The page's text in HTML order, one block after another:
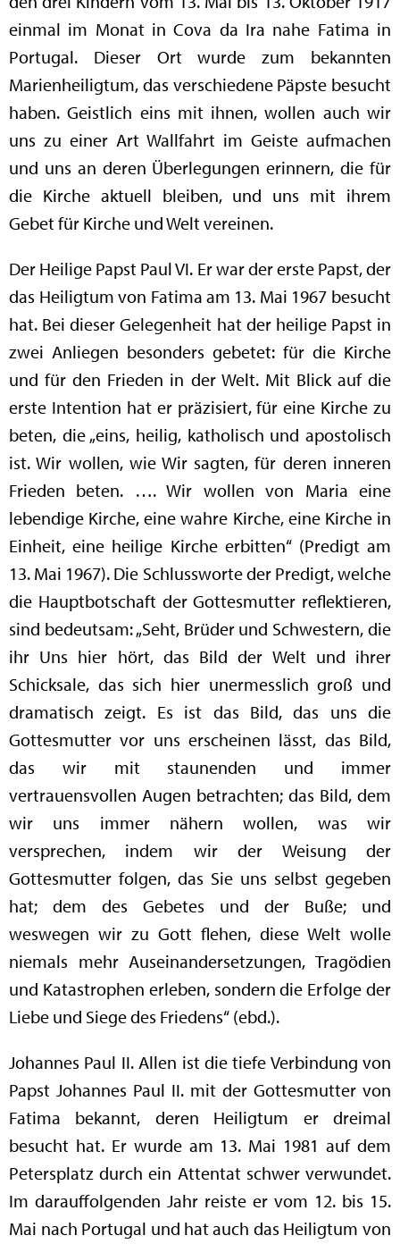
einmal im Monat in Cova da Ira nahe Fatima in
Portugal. Dieser Ort wurde zum bekannten
Marienheiligtum, das verschiedene Päpste besucht
haben. Geistlich eins mit ihnen, wollen auch wir
uns zu einer Art Wallfahrt im Geiste aufmachen
und uns an deren Überlegungen erinnern, die für
die Kirche aktuell bleiben, und uns mit ihrem
Gebet für Kirche und Welt vereinen.
Der Heilige Papst Paul VI. Er war der erste Papst, der
das Heiligtum von Fatima am 13. Mai 1967 besucht
hat. Bei dieser Gelegenheit hat der heilige Papst in
zwei Anliegen besonders gebetet: für die Kirche
und für den Frieden in der Welt. Mit Blick auf die
erste Intention hat er präzisiert, für eine Kirche zu
beten, die „eins, heilig, katholisch und apostolisch
ist. Wir wollen, wie Wir sagten, für deren inneren
Frieden beten. …. Wir wollen von Maria eine
lebendige Kirche, eine wahre Kirche, eine Kirche in
Einheit, eine heilige Kirche erbitten“ (Predigt am
13. Mai 1967). Die Schlussworte der Predigt, welche
die Hauptbotschaft der Gottesmutter reflektieren,
sind bedeutsam: „Seht, Brüder und Schwestern, die
ihr Uns hier hört, das Bild der Welt und ihrer
Schicksale, das sich hier unermesslich groß und
dramatisch zeigt. Es ist das Bild, das uns die
Gottesmutter vor uns erscheinen lässt, das Bild,
das wir mit staunenden und immer
vertrauensvollen Augen betrachten; das Bild, dem
wir uns immer nähern wollen, was wir
versprechen, indem wir der Weisung der
Gottesmutter folgen, das Sie uns selbst gegeben
hat; dem des Gebetes und der Buße; und
weswegen wir zu Gott flehen, diese Welt wolle
niemals mehr Auseinandersetzungen, Tragödien
und Katastrophen erleben, sondern die Erfolge der
Liebe und Siege des Friedens“ (ebd.).
Johannes Paul II. Allen ist die tiefe Verbindung von
Papst Johannes Paul II. mit der Gottesmutter von
Fatima bekannt, deren Heiligtum er dreimal
besucht hat. Er wurde am 13. Mai 1981 auf dem
Petersplatz durch ein Attentat schwer verwundet.
Im darauffolgenden Jahr reiste er vom 12. bis 15.
Mai nach Portugal und hat auch das Heiligtum von